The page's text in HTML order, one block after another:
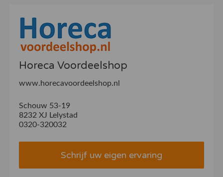
Horeca Voordeelshop
www.horecavoordeelshop.nl
Schouw 53-19
8232 XJ Lelystad
0320-320032
Schrijf uw eigen ervaring